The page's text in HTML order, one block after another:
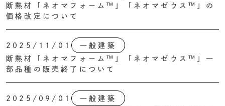
断熱材「ネオマフォーム™」「ネオマゼウス™」の
価格改定について
2025/11/01
一般建築
断熱材「ネオマフォーム™」「ネオマゼウス™」一
部品種の販売終了について
2025/09/01
一般建築